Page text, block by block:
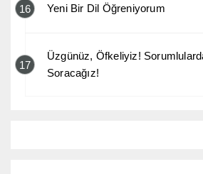
16 Yeni Bir Dil Öğreniyorum
17
Üzgünüz, Öfkeliyiz!
Soracağız!